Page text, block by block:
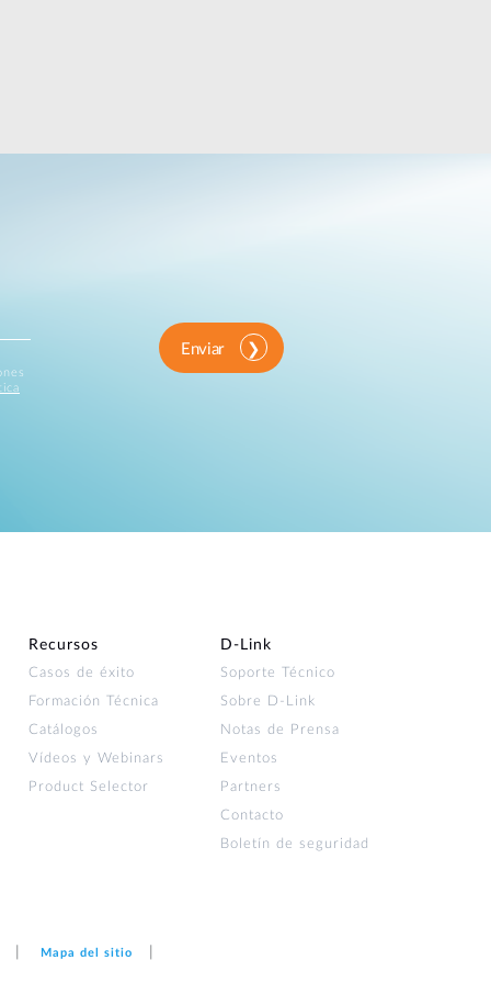
Enviar
Recursos
Casos de éxito
Formación Técnica
Catálogos
Vídeos y Webinars
Product Selector
D‑Link
Soporte Técnico
Sobre D-Link
Notas de Prensa
Eventos
Partners
Contacto
Boletín de seguridad
Mapa del sitio